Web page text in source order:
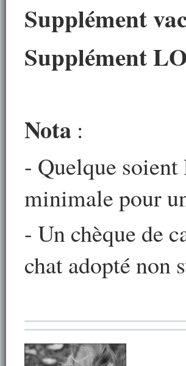
Supplément
Supplément
Nota :
- Quelque
minimale pour
- Un chèque de
chat adopté non